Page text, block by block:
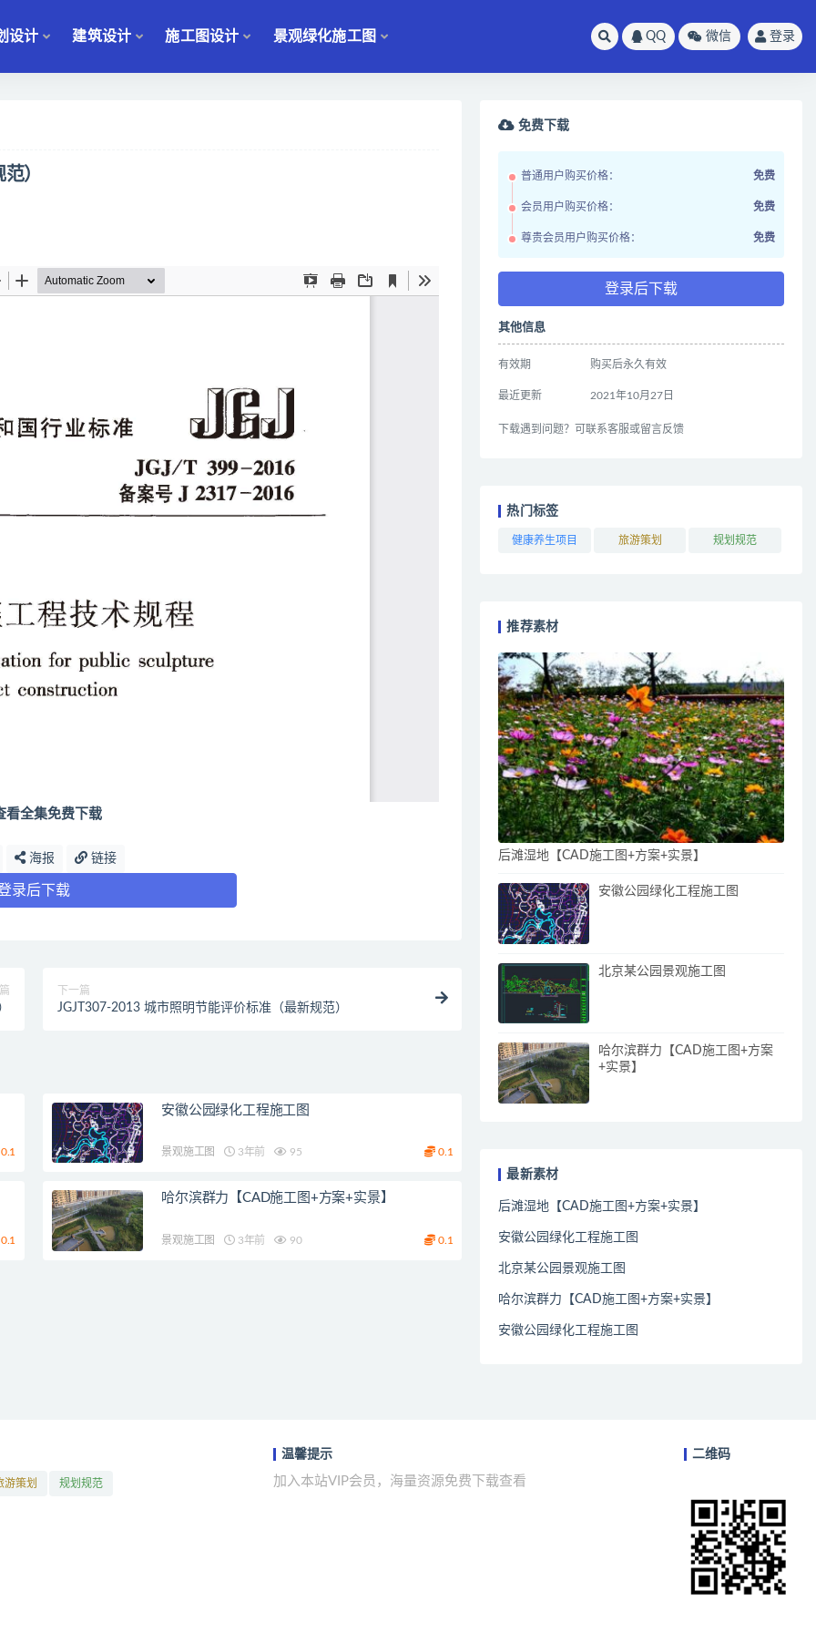
设计 建筑设计 施工图设计 景观绿化施工图 QQ 微信 登录
）
看全集免费下载
海报 链接
录后下载
下一篇
JGJT307-2013 城市照明节能评价标准（最新规范）
安徽公园绿化工程施工图
景观施工图 3年前 95 0.1
哈尔滨群力【CAD施工图+方案+实景】
景观施工图 3年前 90 0.1
免费下载
普通用户购买价格： 免费
会员用户购买价格： 免费
尊贵会员用户购买价格： 免费
登录后下载
其他信息
有效期 购买后永久有效
最近更新 2021年10月27日
下载遇到问题？可联系客服或留言反馈
热门标签
健康养生项目 旅游策划 规划规范
推荐素材
后滩湿地【CAD施工图+方案+实景】
安徽公园绿化工程施工图
北京某公园景观施工图
哈尔滨群力【CAD施工图+方案
+实景】
最新素材
后滩湿地【CAD施工图+方案+实景】
安徽公园绿化工程施工图
北京某公园景观施工图
哈尔滨群力【CAD施工图+方案+实景】
安徽公园绿化工程施工图
游策划 规划规范
温馨提示
加入本站VIP会员，海量资源免费下载查看
二维码